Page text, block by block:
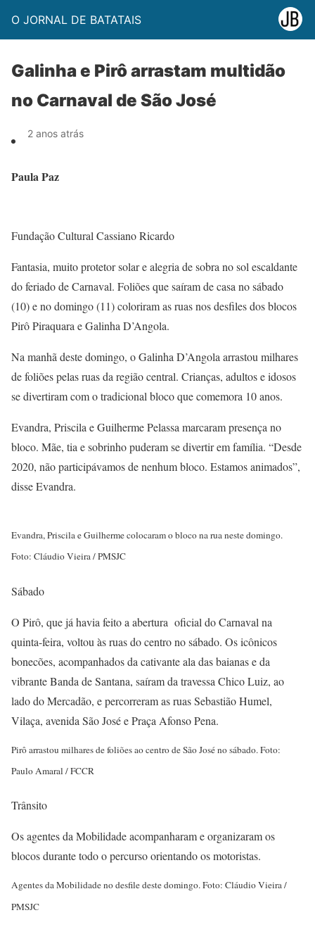
O JORNAL DE BATATAIS
Galinha e Pirô arrastam multidão
no Carnaval de São José
2 anos atrás
Paula Paz
Fundação Cultural Cassiano Ricardo
Fantasia, muito protetor solar e alegria de sobra no sol escaldante
do feriado de Carnaval. Foliões que saíram de casa no sábado
(10) e no domingo (11) coloriram as ruas nos desfiles dos blocos
Pirô Piraquara e Galinha D’Angola.
Na manhã deste domingo, o Galinha D’Angola arrastou milhares
de foliões pelas ruas da região central. Crianças, adultos e idosos
se divertiram com o tradicional bloco que comemora 10 anos.
Evandra, Priscila e Guilherme Pelassa marcaram presença no
bloco. Mãe, tia e sobrinho puderam se divertir em família. “Desde
2020, não participávamos de nenhum bloco. Estamos animados”,
disse Evandra.
Evandra, Priscila e Guilherme colocaram o bloco na rua neste domingo.
Foto: Cláudio Vieira / PMSJC
Sábado
O Pirô, que já havia feito a abertura oficial do Carnaval na
quinta-feira, voltou às ruas do centro no sábado. Os icônicos
bonecões, acompanhados da cativante ala das baianas e da
vibrante Banda de Santana, saíram da travessa Chico Luiz, ao
lado do Mercadão, e percorreram as ruas Sebastião Humel,
Vilaça, avenida São José e Praça Afonso Pena.
Pirô arrastou milhares de foliões ao centro de São José no sábado. Foto:
Paulo Amaral / FCCR
Trânsito
Os agentes da Mobilidade acompanharam e organizaram os
blocos durante todo o percurso orientando os motoristas.
Agentes da Mobilidade no desfile deste domingo. Foto: Cláudio Vieira /
PMSJC